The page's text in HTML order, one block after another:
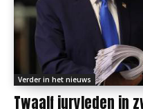
Verder in het nieuws
Twaalf juryleden in